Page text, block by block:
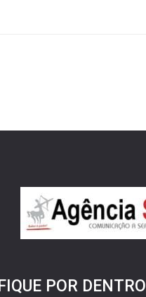
FIQUE POR DENTRO